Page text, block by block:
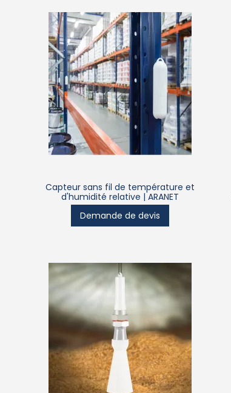
Capteur sans fil de température et
d'humidité relative | ARANET
Demande de devis